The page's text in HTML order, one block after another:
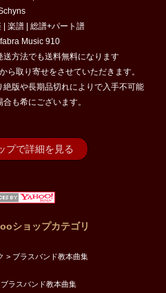
| 楽譜 | 総譜+パート譜
Music 910
方法でも送料無料になります
取り寄せをさせていただきます。
版や長期品切れによりで入手不可能
も希にございます。
プで詳細を見る
ショップカテゴリ
> ブラスバンド教本曲集
ラスバンド教本曲集